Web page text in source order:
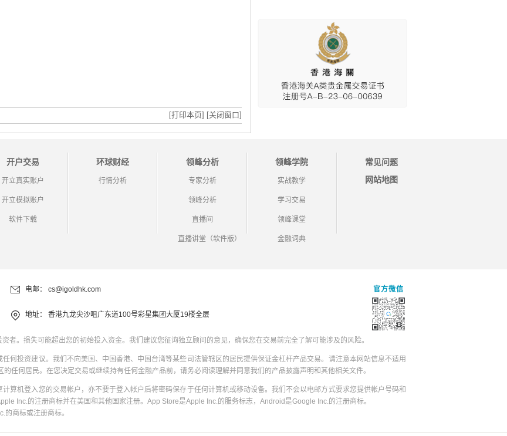
[打印本页] [关闭窗口]
开户交易
开立真实账户
开立模拟账户
软件下载
环球财经
行情分析
领峰分析
专家分析
领峰分析
直播间
直播讲堂（软件版）
领峰学院
实战教学
学习交易
领峰课堂
金融词典
常见问题
网站地图
电邮： cs@igoldhk.com
地址： 香港九龙尖沙咀广东道100号彩星集团大厦19楼全层
官方微信
者。损失可能超出您的初始投入资金。我们建议您征询独立顾问的意见，确保您在交易前完全了解可能涉及的风险。
何投资建议。我们不向美国、中国香港、中国台湾等某些司法管辖区的居民提供保证金杠杆产品交易。请注意本网站信息不适用
任何居民。在您决定交易或继续持有任何金融产品前，请务必阅读理解并同意我们的产品披露声明和其他相关文件。
算机登入您的交易帐户，亦不要于登入帐户后将密码保存于任何计算机或移动设备。我们不会以电邮方式要求您提供帐户号码和
Inc.的注册商标并在美国和其他国家注册。App Store是Apple Inc.的服务标志，Android是Google Inc.的注册商标。
商标或注册商标。